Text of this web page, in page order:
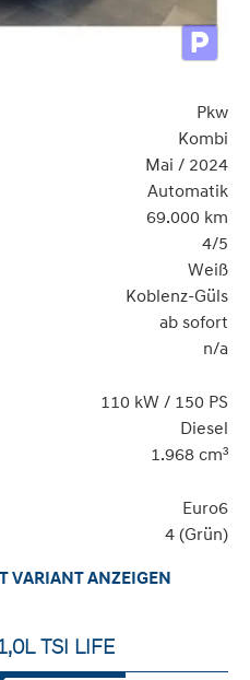
Pkw
Kombi
Mai / 2024
Automatik
69.000 km
4/5
Weiß
Koblenz-Güls
ab sofort
n/a
110 kW / 150 PS
Diesel
1.968 cm³
Euro6
4 (Grün)
VARIANT ANZEIGEN
TSI LIFE